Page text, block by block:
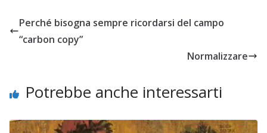
Perché bisogna sempre ricordarsi del campo
“carbon copy”
Normalizzare
Potrebbe anche interessarti